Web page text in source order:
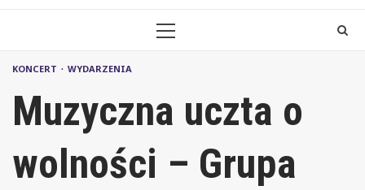
PRIMARY
KONCERT WYDARZENIA
Muzyczna uczta o
wolności – Grupa